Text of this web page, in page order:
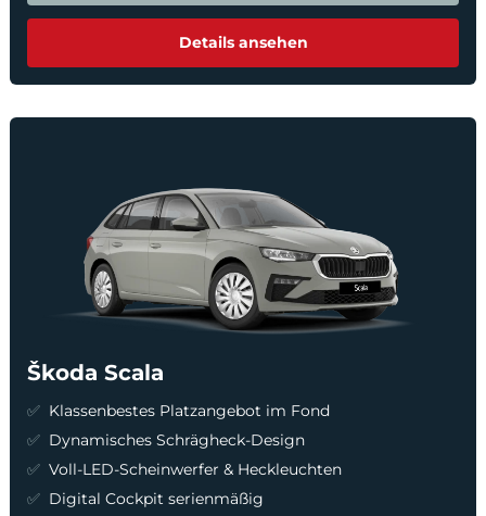
Details ansehen
Škoda Scala
Klassenbestes Platzangebot im Fond
Dynamisches Schrägheck-Design
Voll-LED-Scheinwerfer & Heckleuchten
Digital Cockpit serienmäßig